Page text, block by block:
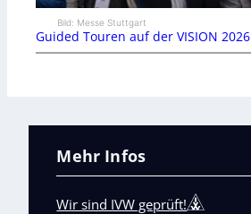
Bild: Messe Stuttgart
Guided Touren auf der VISION 2026
Mehr Infos
Wir sind IVW geprüft!